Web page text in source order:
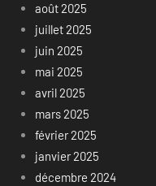
août 2025
juillet 2025
juin 2025
mai 2025
avril 2025
mars 2025
février 2025
janvier 2025
décembre 2024